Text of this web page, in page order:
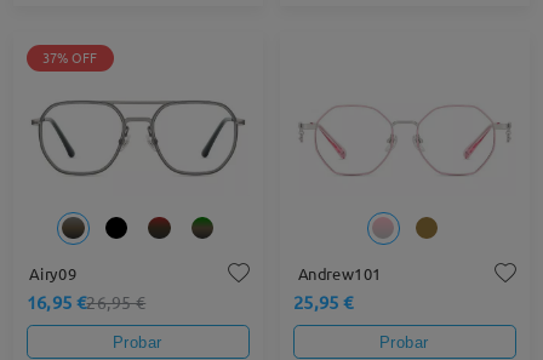
37% OFF
Airy09
16,95 €26,95 €
Probar
Andrew101
25,95 €
Probar